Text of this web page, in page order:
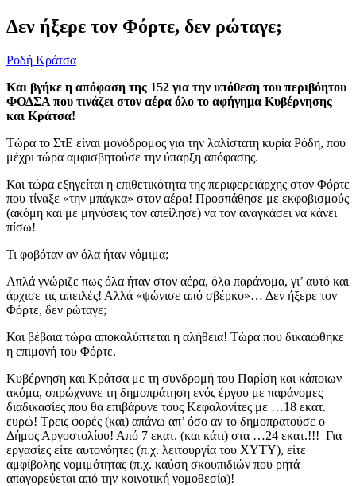
Δεν ήξερε τον Φόρτε, δεν ρώταγε;
Ροδή Κράτσα
Και βγήκε η απόφαση της 152 για την υπόθεση του περιβόητου
ΦΟΔΣΑ που τινάζει στον αέρα όλο το αφήγημα Κυβέρνησης
και Κράτσα!
Τώρα το ΣτΕ είναι μονόδρομος για την λαλίστατη κυρία Ρόδη, που
μέχρι τώρα αμφισβητούσε την ύπαρξη απόφασης.
Και τώρα εξηγείται η επιθετικότητα της περιφερειάρχης στον Φόρτε
που τίναξε «την μπάγκα» στον αέρα! Προσπάθησε με εκφοβισμούς
(ακόμη και με μηνύσεις τον απείλησε) να τον αναγκάσει να κάνει
πίσω!
Τι φοβόταν αν όλα ήταν νόμιμα;
Απλά γνώριζε πως όλα ήταν στον αέρα, όλα παράνομα, γι’ αυτό και
άρχισε τις απειλές! Αλλά «ψώνισε από σβέρκο»… Δεν ήξερε τον
Φόρτε, δεν ρώταγε;
Και βέβαια τώρα αποκαλύπτεται η αλήθεια! Τώρα που δικαιώθηκε
η επιμονή του Φόρτε.
Κυβέρνηση και Κράτσα με τη συνδρομή του Παρίση και κάποιων
ακόμα, σπρώχνανε τη δημοπράτηση ενός έργου με παράνομες
διαδικασίες που θα επιβάρυνε τους Κεφαλονίτες με …18 εκατ.
ευρώ! Τρεις φορές (και) απάνω απ’ όσο αν το δημοπρατούσε ο
Δήμος Αργοστολίου! Από 7 εκατ. (και κάτι) στα …24 εκατ.!!! Για
εργασίες είτε αυτονόητες (π.χ. λειτουργία του ΧΥΤΥ), είτε
αμφίβολης νομιμότητας (π.χ. καύση σκουπιδιών που ρητά
απαγορεύεται από την κοινοτική νομοθεσία)!